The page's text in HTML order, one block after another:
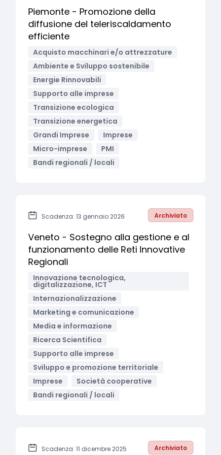
Piemonte - Promozione della
diffusione del teleriscaldamento
efficiente
Acquisto macchinari e/o attrezzature
Ambiente e Sviluppo sostenibile
Energie Rinnovabili
Supporto alle imprese
Transizione ecologica
Transizione energetica
Grandi Imprese
Imprese
Micro-imprese
PMI
Bandi regionali / locali
Scadenza: 13 gennaio 2026 Archiviato
Veneto - Sostegno alla gestione e al
funzionamento delle Reti Innovative
Regionali
Innovazione tecnologica,
digitalizzazione, ICT
Internazionalizzazione
Marketing e comunicazione
Media e informazione
Ricerca Scientifica
Supporto alle imprese
Sviluppo e promozione territoriale
Imprese
Società cooperative
Bandi regionali / locali
Scadenza: 11 dicembre 2025 Archiviato